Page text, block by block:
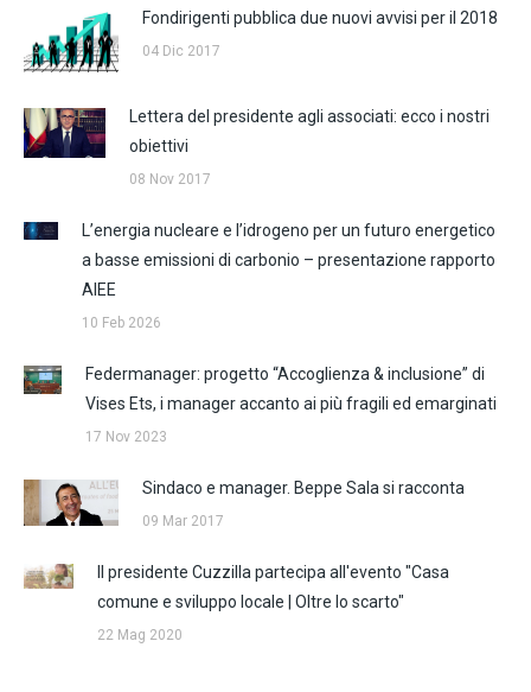
Fondirigenti pubblica due nuovi avvisi per il 2018
04 Dic 2017
Lettera del presidente agli associati: ecco i nostri
obiettivi
08 Nov 2017
L’energia nucleare e l’idrogeno per un futuro energetico
a basse emissioni di carbonio – presentazione rapporto
AIEE
10 Feb 2026
Federmanager: progetto “Accoglienza & inclusione” di
Vises Ets, i manager accanto ai più fragili ed emarginati
17 Nov 2023
Sindaco e manager. Beppe Sala si racconta
09 Mar 2017
Il presidente Cuzzilla partecipa all'evento "Casa
comune e sviluppo locale | Oltre lo scarto"
22 Mag 2020